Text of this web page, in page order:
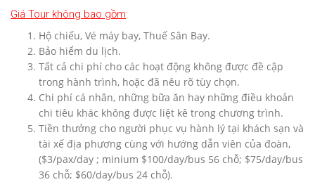
Giá Tour không bao gồm:
Hộ chiếu, Vé máy bay, Thuế Sân Bay.
Bảo hiểm du lịch.
Tất cả chi phí cho các hoạt động không được đề cập
trong hành trình, hoặc đã nêu rõ tùy chọn.
Chi phí cá nhân, những bữa ăn hay những điều khoản
chi tiêu khác không được liệt kê trong chương trình.
Tiền thưởng cho người phục vụ hành lý tại khách sạn và
tài xế địa phương cùng với hướng dẫn viên của đoàn,
($3/pax/day ; minium $100/day/bus 56 chỗ; $75/day/bus
36 chỗ; $60/day/bus 24 chỗ).